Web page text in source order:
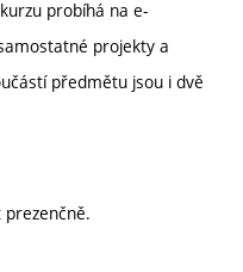
probíhá na e-
projekty a
předmětu jsou i dvě